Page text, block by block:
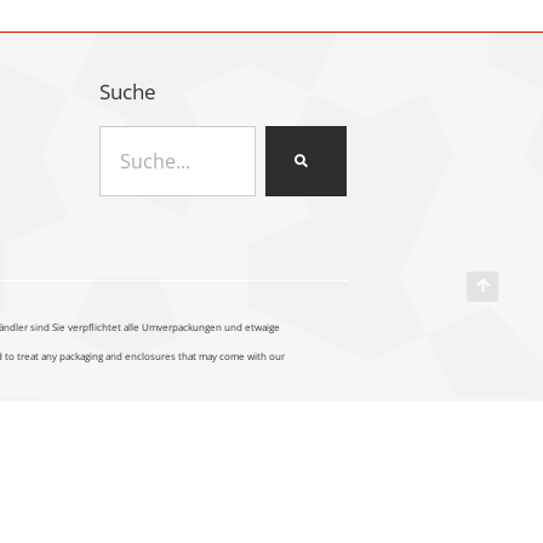
Suche
sind Sie verpflichtet alle Umverpackungen und etwaige
treat any packaging and enclosures that may come with our